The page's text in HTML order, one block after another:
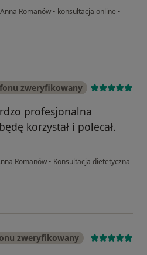
Romanów • konsultacja online •
zweryfikowany
profesjonalna
korzystał i polecał.
Romanów • Konsultacja dietetyczna
zweryfikowany